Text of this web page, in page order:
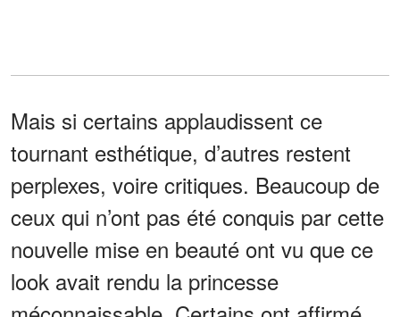
Mais si certains applaudissent ce
tournant esthétique, d’autres restent
perplexes, voire critiques. Beaucoup de
ceux qui n’ont pas été conquis par cette
nouvelle mise en beauté ont vu que ce
look avait rendu la princesse